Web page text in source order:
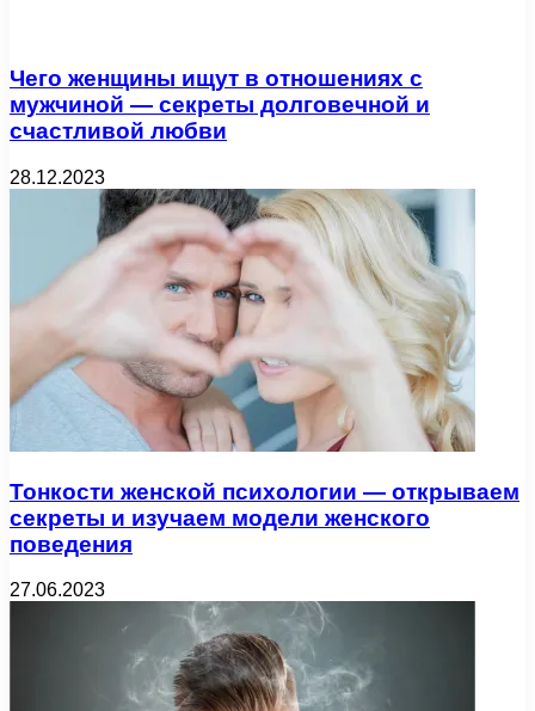
Чего женщины ищут в отношениях с
мужчиной — секреты долговечной и
счастливой любви
28.12.2023
Тонкости женской психологии — открываем
секреты и изучаем модели женского
поведения
27.06.2023